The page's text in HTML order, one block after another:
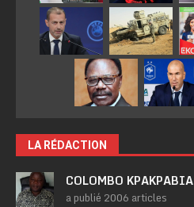
LA RÉDACTION
COLOMBO KPAKPABIA
a publié 2006 articles